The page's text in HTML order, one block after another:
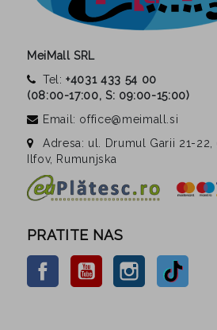
MeiMall SRL
Tel:+4031 433 54 00
(08:00-17:00, S: 09:00-15:00)
Email: office@meimall.si
Adresa: ul. Drumul Garii 21-22,
Ilfov, Rumunjska
PRATITE NAS
FacebookYouTube Instagram